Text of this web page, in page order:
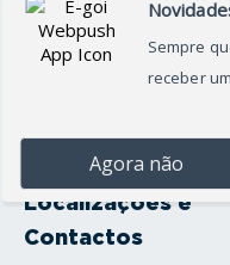
Produtos e serviços
Oficina
Onde Estamos
Localizações e
Contactos